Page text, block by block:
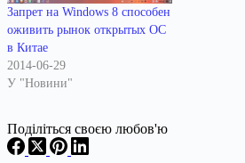
Запрет на Windows 8 способен
оживить рынок открытых ОС
в Китае
2014-06-29
У "Новини"
Поділіться своєю любов'ю